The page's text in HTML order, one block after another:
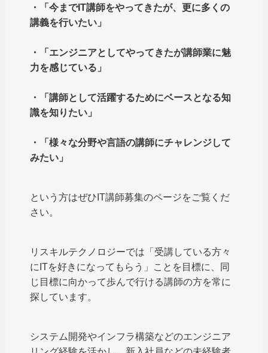
・「今までIT講師をやってきたが、更に多くの
講義を行いたい」
・「エンジニアとしてやってきたが講師業に魅
力を感じている」
・「講師として活躍するためにベースとなる知
識を知りたい」
・「様々な分野や言語の講師にチャレンジして
みたい」
という方はぜひIT講師募集のページをご覧くだ
さい。
リスキルテクノロジーでは「受講している方々
にITを好きになってもらう」ことを目標に、同
じ目標に向かって歩んで行ける講師の方を常に
探しています。
システム開発やインフラ構築などのエンジニア